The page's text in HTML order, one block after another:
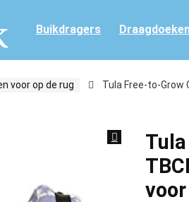
Buikdragers
voor op de rug
Tula Free-to-Grow